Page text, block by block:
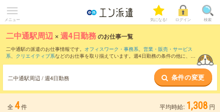
メニュー 気になる! ログイン 検索
二中通駅周辺 ×週4日勤務のお仕事一覧
二中通駅の派遣のお仕事情報です。 オフィスワーク・事務系、 営業・販売・サービス
系、 クリエイティブ系などのお仕事を取り揃えています。週4日勤務の条件の他に、 交
二中通駅周辺 / 週4日勤務 条件の変更
全 4件 平均時給: 1,308 円